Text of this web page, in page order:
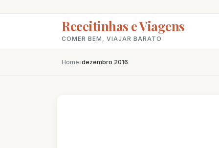
Receitinhas e Viagens
COMER BEM, VIAJAR BARATO
Home›dezembro 2016